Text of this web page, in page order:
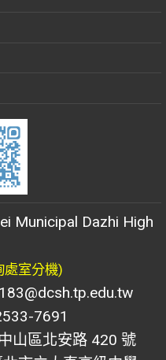
Municipal Dazhi High
處室分機)
7691
山區北安路 420 號